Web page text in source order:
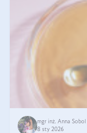
mgr inż. Anna Sobol
8 sty 2026